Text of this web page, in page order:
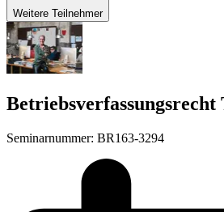
Weitere Teilnehmer
Betriebsverfassungsrecht
Seminarnummer: BR163-3294